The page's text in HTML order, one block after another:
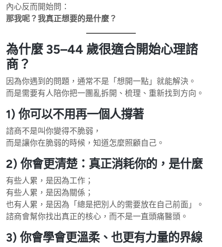
內心反而開始問：
那我呢？我真正想要的是什麼？
為什麼 35–44 歲很適合開始心理諮
商？
因為你遇到的問題，通常不是「想開一點」就能解決。
而是需要有人陪你把一團亂拆開、梳理、重新找到方向。
1) 你可以不用再一個人撐著
諮商不是叫你變得不脆弱，
而是讓你在脆弱的時候，知道怎麼照顧自己。
2) 你會更清楚：真正消耗你的，是什麼
有些人累，是因為工作；
有些人累，是因為關係；
也有人累，是因為「總是把別人的需要放在自己前面」。
諮商會幫你找出真正的核心，而不是一直頭痛醫頭。
3) 你會學會更溫柔、也更有力量的界線